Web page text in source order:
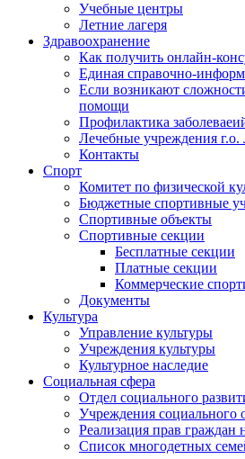
Учебные центры
Летние лагеря
Здравоохранение
Как получить онлайн-
Единая справочно-
Если возникают
помощи
Профилактика
Лечебные учреждения г.о.
Контакты
Спорт
Комитет по физической
Бюджетные спортивные
Спортивные объекты
Спортивные секции
Бесплатные секции
Платные секции
Коммерческие
Документы
Культура
Управление культуры
Учреждения культуры
Культурное наследие
Социальная сфера
Отдел социального
Учреждения социального
Реализация прав
Список многодетных